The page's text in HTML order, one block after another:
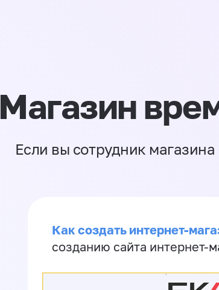
Магазин
Если вы сотрудник
Как создать интернет-
созданию сайта интернет-